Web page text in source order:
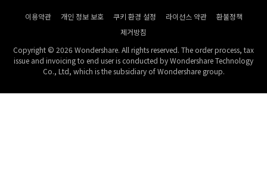
이용약관 개인 정보 보호 쿠키 환경 설정 라이선스 약관
환불정책
제거방침
Copyright © 2026 Wondershare. All rights reserved. The order process, tax
issue and invoicing to end user is conducted by Wondershare Technology
Co., Ltd, which is the subsidiary of Wondershare group.